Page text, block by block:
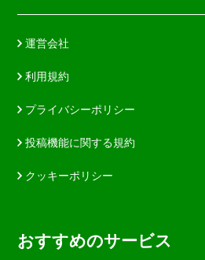
運営会社
利用規約
プライバシーポリシー
投稿機能に関する規約
クッキーポリシー
おすすめのサービス